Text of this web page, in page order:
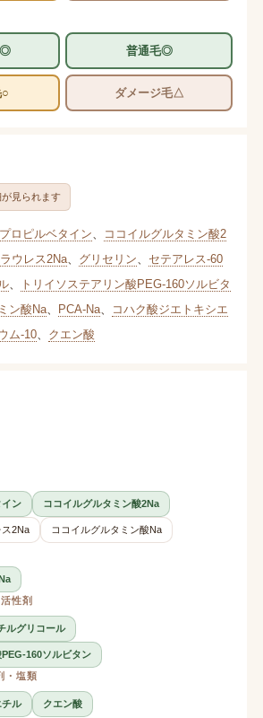
◎ 普通毛◎
ダメージ毛△
見られます
ロピルベタイン
ココイルグルタミン酸2
ウレス2Na、 グリセリン
セテアレス-60
、
トリイソステアリン酸PEG-160ソルビタ
ン酸Na、 PCA-Na、
コハク酸ジエトキシエ
ム-10、 クエン酸
イン ココイルグルタミン酸2Na
2Na
ココイルグルタミン酸Na
性剤
ルグリコール
160ソルビタン
・塩類
チル
クエン酸